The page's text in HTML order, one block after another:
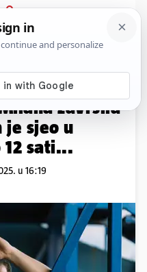
PRIJAVA
Komentari
završila
je sjeo u
sati...
u 16:19